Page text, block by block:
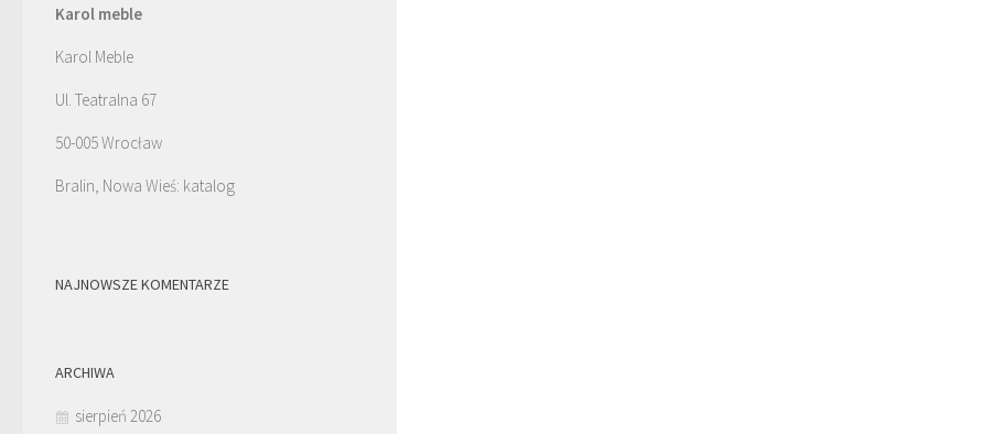
Karol meble
Karol Meble
Ul. Teatralna 67
50-005 Wrocław
Bralin, Nowa Wieś: katalog
NAJNOWSZE KOMENTARZE
ARCHIWA
sierpień 2026